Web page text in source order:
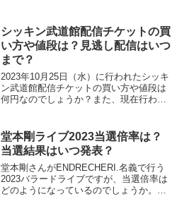
ザン茅ヶ崎ライブの座席はいつわかる
か、会場の様子や見え方...
シッキン武道館配信チケットの買
い方や値段は？見逃し配信はいつ
まで？
2023年10月25日（水）に行われたシッキ
ン武道館配信チケットの買い方や値段は
何円なのでしょうか？また、現在行われ
配信チケットの買い方や値段は？・失禁
武道館見逃し配信...
堂本剛ライブ2023当選倍率は？
当選結果はいつ発表？
堂本剛さんがENDRECHERI.名義で行う
2023バラードライブですが、当選倍率は
どのようになっているのでしょうか。無